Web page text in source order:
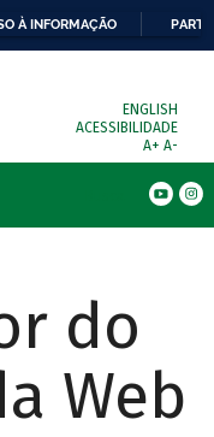
À INFORMAÇÃO
ENGLISH
ACESSIBILIDADE
A+ A-
do
Web